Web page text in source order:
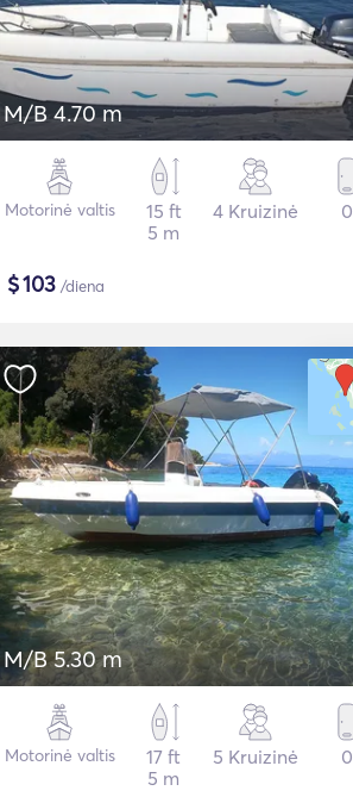
M/B 4.70 m
Motorinė valtis
15 ft
5 m
4 Kruizinė 0
$103 /diena
M/B 5.30 m
Motorinė valtis
17 ft
5 m
5 Kruizinė 0